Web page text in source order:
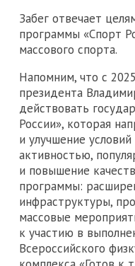
Забег отвечает
программы «Спорт
массового спорта.
Напомним, что с
президента
действовать
России», которая
и улучшение
активностью,
и повышение
программы:
инфраструктуры,
массовые
к участию в
Всероссийского